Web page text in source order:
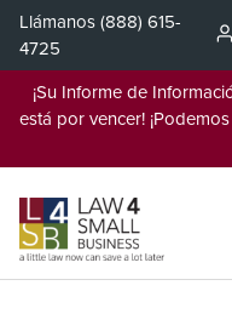
Saltar
contenido
Llámanos(888) 615-
4725
¡Su Informe de
está por vencer!